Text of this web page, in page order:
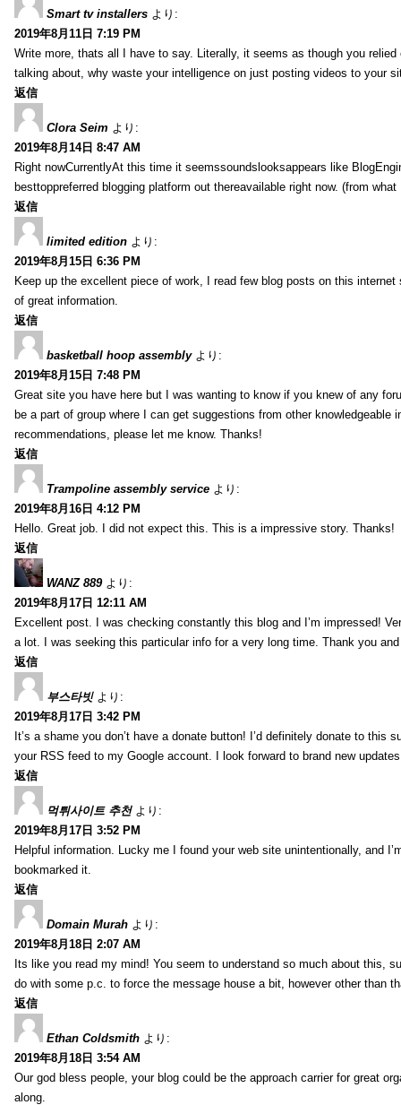
Smart tv installers より:
2019年8月11日 7:19 PM
Write more, thats all I have to say. Literally, it seems as though you
talking about, why waste your intelligence on just posting videos to your
返信
Clora Seim より:
2019年8月14日 8:47 AM
Right nowCurrentlyAt this time it seemssoundslooksappears like
besttoppreferred blogging platform out thereavailable right now. (from
返信
limited edition より:
2019年8月15日 6:36 PM
Keep up the excellent piece of work, I read few blog posts on this
of great information.
返信
basketball hoop assembly より:
2019年8月15日 7:48 PM
Great site you have here but I was wanting to know if you knew of any
be a part of group where I can get suggestions from other
recommendations, please let me know. Thanks!
返信
Trampoline assembly service より:
2019年8月16日 4:12 PM
Hello. Great job. I did not expect this. This is a impressive story. Thanks!
返信
WANZ 889 より:
2019年8月17日 12:11 AM
Excellent post. I was checking constantly this blog and I’m impressed!
a lot. I was seeking this particular info for a very long time. Thank you
返信
부스타빗 より:
2019年8月17日 3:42 PM
It’s a shame you don’t have a donate button! I’d definitely donate to this
your RSS feed to my Google account. I look forward to brand new
返信
먹튀사이트 추천 より:
2019年8月17日 3:52 PM
Helpful information. Lucky me I found your web site unintentionally, and
bookmarked it.
返信
Domain Murah より:
2019年8月18日 2:07 AM
Its like you read my mind! You seem to understand so much about this,
do with some p.c. to force the message house a bit, however other than
返信
Ethan Coldsmith より:
2019年8月18日 3:54 AM
Our god bless people, your blog could be the approach carrier for great
along.